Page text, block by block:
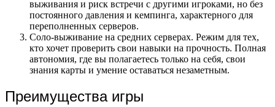
выживания и риск встречи с другими игроками, но без
постоянного давления и кемпинга, характерного для
переполненных серверов.
Соло-выживание на средних серверах. Режим для тех,
кто хочет проверить свои навыки на прочность. Полная
автономия, где вы полагаетесь только на себя, свои
знания карты и умение оставаться незаметным.
Преимущества игры